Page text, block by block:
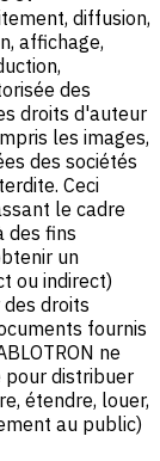
diffusion,
affichage,
des
droits d'auteur
les images,
des sociétés
Ceci
le cadre
des fins
un
ou indirect)
droits
fournis
ne
pour distribuer
étendre, louer,
au public)